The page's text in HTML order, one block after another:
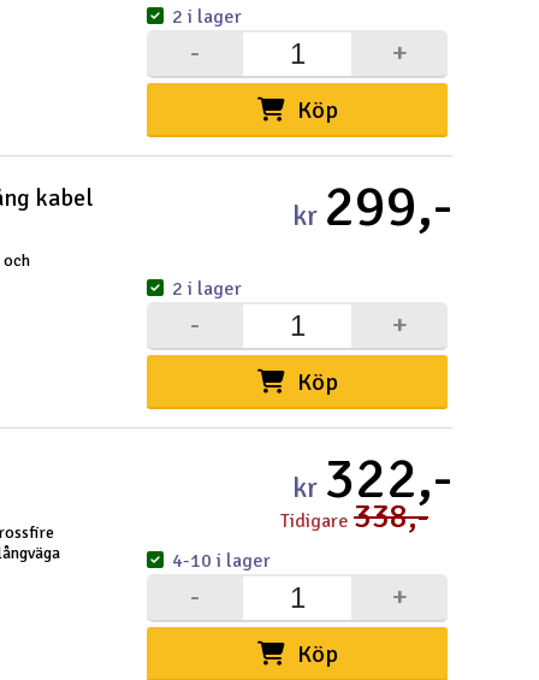
Köp
+
-
2 i lager
kabel
och
kr 299,-
Köp
+
-
2 i lager
kr 322,-
Tidigare 338,-
Köp
+
-
4-10 i lager